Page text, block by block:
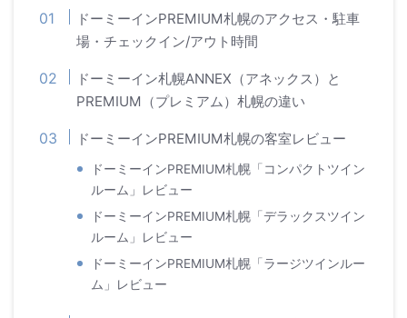
ドーミーインPREMIUM札幌のアクセス・駐車
場・チェックイン/アウト時間
ドーミーイン札幌ANNEX（アネックス）と
PREMIUM（プレミアム）札幌の違い
ドーミーインPREMIUM札幌の客室レビュー
ドーミーインPREMIUM札幌「コンパクトツイン
ルーム」レビュー
ドーミーインPREMIUM札幌「デラックスツイン
ルーム」レビュー
ドーミーインPREMIUM札幌「ラージツインルー
ム」レビュー